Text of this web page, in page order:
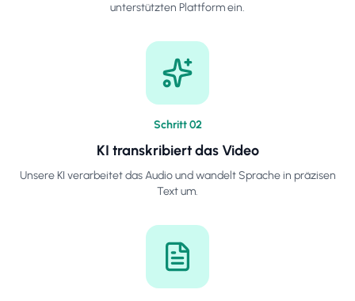
unterstützten Plattform ein.
Schritt02
KI transkribiert das Video
Unsere KI verarbeitet das Audio und wandelt Sprache in präzisen
Text um.